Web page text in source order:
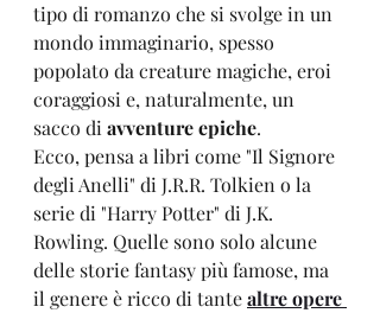
tipo di romanzo che si svolge in un
mondo immaginario, spesso
popolato da creature magiche, eroi
coraggiosi e, naturalmente, un
sacco di avventure epiche.
Ecco, pensa a libri come "Il Signore
degli Anelli" di J.R.R. Tolkien o la
serie di "Harry Potter" di J.K.
Rowling. Quelle sono solo alcune
delle storie fantasy più famose, ma
il genere è ricco di tante altre opere